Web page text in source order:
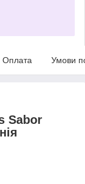
Оплата Умови
Sabor